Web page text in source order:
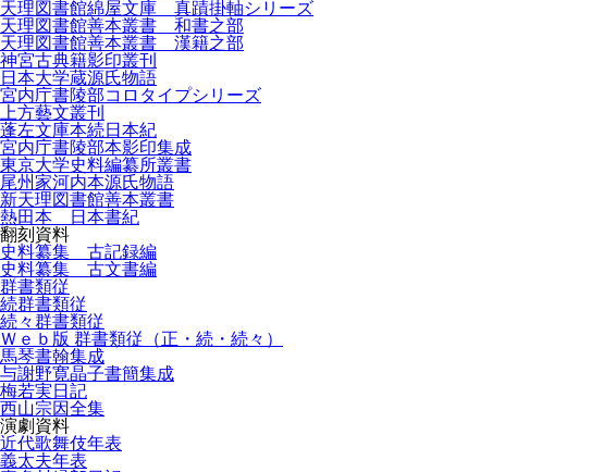
天理図書館綿屋文庫 真蹟掛軸シリーズ
天理図書館善本叢書 和書之部
天理図書館善本叢書 漢籍之部
神宮古典籍影印叢刊
日本大学蔵源氏物語
宮内庁書陵部コロタイプシリーズ
上方藝文叢刊
蓬左文庫本続日本紀
宮内庁書陵部本影印集成
東京大学史料編纂所叢書
尾州家河内本源氏物語
新天理図書館善本叢書
熱田本 日本書紀
翻刻資料
史料纂集 古記録編
史料纂集 古文書編
群書類従
続群書類従
続々群書類従
Ｗｅｂ版 群書類従（正・続・続々）
馬琴書翰集成
与謝野寛晶子書簡集成
梅若実日記
西山宗因全集
演劇資料
近代歌舞伎年表
義太夫年表